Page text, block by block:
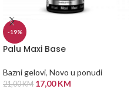
-19%
Palu Maxi Base
Bazni gelovi, Novo u ponudi
21,00KM 17,00KM